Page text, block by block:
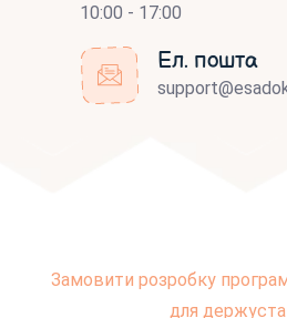
10:00 - 17:00
Ел. пошта
Замовити розробку
для